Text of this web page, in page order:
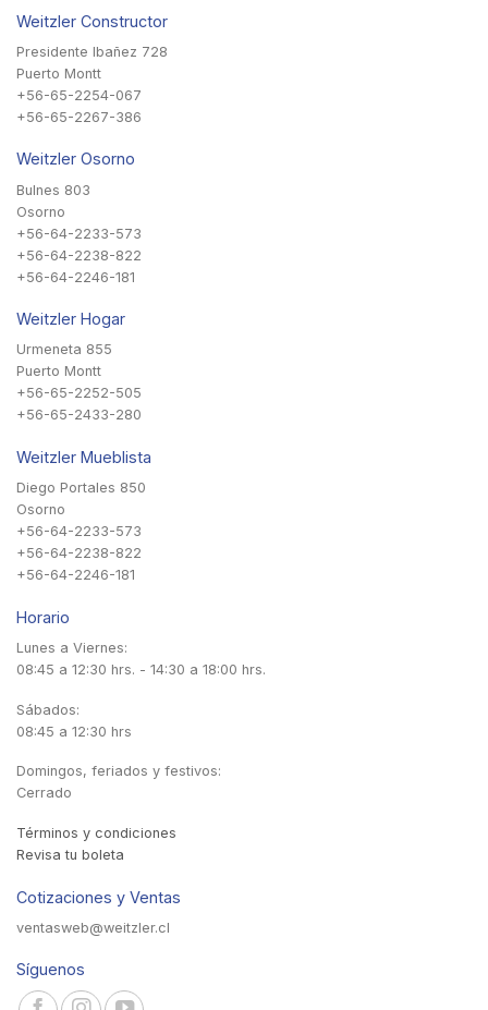
Weitzler Constructor
Presidente Ibañez 728
Puerto Montt
+56-65-2254-067
+56-65-2267-386
Weitzler Osorno
Bulnes 803
Osorno
+56-64-2233-573
+56-64-2238-822
+56-64-2246-181
Weitzler Hogar
Urmeneta 855
Puerto Montt
+56-65-2252-505
+56-65-2433-280
Weitzler Mueblista
Diego Portales 850
Osorno
+56-64-2233-573
+56-64-2238-822
+56-64-2246-181
Horario
Lunes a Viernes:
08:45 a 12:30 hrs. - 14:30 a 18:00 hrs.
Sábados:
08:45 a 12:30 hrs
Domingos, feriados y festivos:
Cerrado
Términos y condiciones
Revisa tu boleta
Cotizaciones y Ventas
ventasweb@weitzler.cl
Síguenos